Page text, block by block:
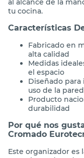
moderno y
al alcance de la
tu cocina.
Fabricado en
alta calidad
Medidas
el espacio
Diseñado para
uso de la pared
Producto
durabilidad
Por qué nos